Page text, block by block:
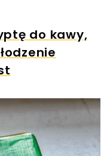
do kawy,